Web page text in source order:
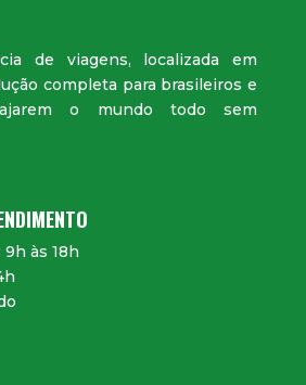
de viagens, localizada em
completa para brasileiros e
o mundo todo sem
9h às 18h